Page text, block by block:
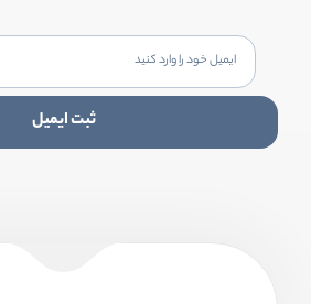
ثبت ایمیل